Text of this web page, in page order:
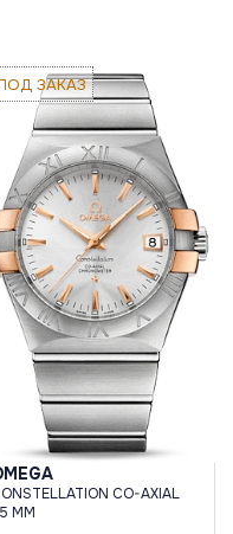
ЗАКАЗ
CO-AXIAL
MM